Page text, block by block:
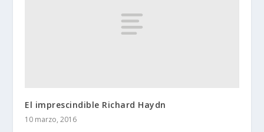
El imprescindible Richard Haydn
10 marzo, 2016